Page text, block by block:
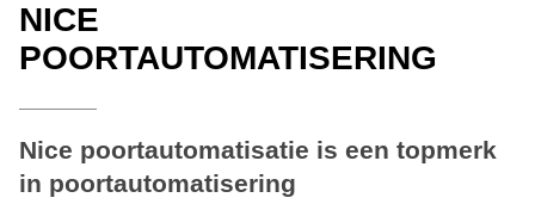
NICE
POORTAUTOMATISERING
Nice poortautomatisatie is een topmerk
in poortautomatisering